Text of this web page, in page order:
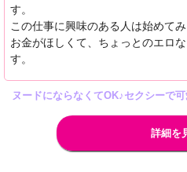
す。
この仕事に興味のある人は始めてみ
お金がほしくて、ちょっとのエロ
す。
ヌードにならなくてOK♪セクシーで
詳細を